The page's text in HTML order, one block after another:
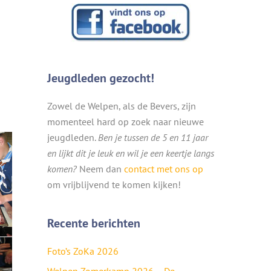
Jeugdleden gezocht!
Zowel de Welpen, als de Bevers, zijn
momenteel hard op zoek naar nieuwe
jeugdleden. Ben je tussen de 5 en 11 jaar
en lijkt dit je leuk en wil je een keertje langs
komen?Neem dan contact met ons op
om vrijblijvend te komen kijken!
Recente berichten
Foto’s ZoKa 2026